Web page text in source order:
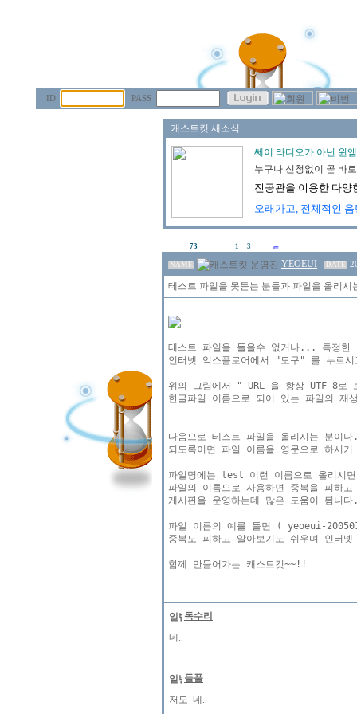
ID PASS
73 1 3
NAME YEOEUI DATE
테스트 파일을 못듣는 분들과 파일을 올리
테스트 파일을 들을수 없거나... 특정한
인터넷 익스플로어에서 "도구" 를 누
위의 그림에서 " URL 을 항상 UTF-8로
한글파일 이름으로 되어 있는 파일의 재
다음으로 테스트 파일을 올리시는 분
되도록이면 파일 이름을 영문으로 하시
파일명에는 test 이런 이름으로 올리시
파일의 이름으로 사용하면 중복을 피하
게시판을 운영하는데 많은 도움이 됨니
파일 이름의 예를 들면 ( yeoeui-
중복도 피하고 알아보기도 쉬우며 인터
독수리
네..
들풀
저도 네..